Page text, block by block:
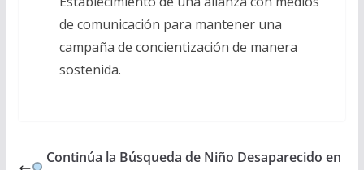
de comunicación para mantener una
campaña de concientización de manera
sostenida.
Continúa la Búsqueda de Niño Desaparecido en